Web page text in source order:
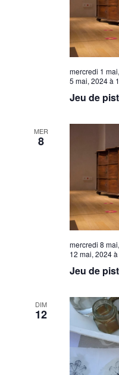
Jeu de
mercredi 1
5 mai, 2024 à
MER
8
Jeu de
mercredi 8
12 mai, 2024
DIM
12